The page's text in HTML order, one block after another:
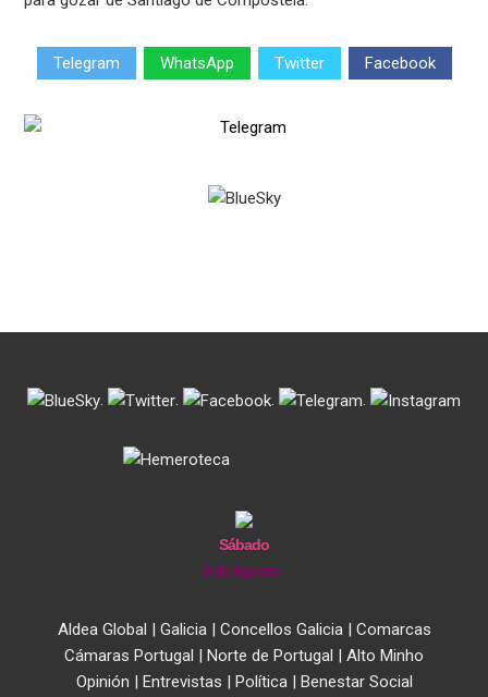
Telegram WhatsApp Twitter Facebook
. . . .
Sábado
8 de Agosto
Aldea Global | Galicia| Concellos Galicia| Comarcas
Cámaras Portugal | Norte de Portugal | Alto Minho
Opinión | Entrevistas | Política| Benestar Social